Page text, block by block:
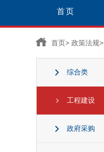
首页
首页> 政策法规>
综合类
工程建设
政府采购